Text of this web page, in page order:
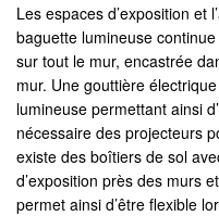
Les espaces d’exposition et
baguette lumineuse
sur tout le mur, encastrée
mur. Une gouttière
lumineuse permettant ainsi
nécessaire des projecteurs
existe des boîtiers de sol
d’exposition près des murs
permet ainsi d’être flexible